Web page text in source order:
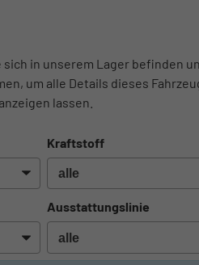
sich in unserem Lager befinden
um alle Details dieses
lassen.
Kraftstoff
Ausstattungslinie